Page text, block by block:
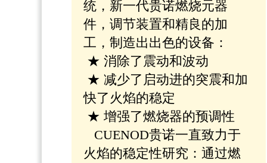
统，新一代贵诺燃烧元器
件，调节装置和精良的加
工，制造出出色的设备：
★ 消除了震动和波动
★ 减少了启动进的突震和加
快了火焰的稳定
★ 增强了燃烧器的预调性
CUENOD贵诺一直致力于
火焰的稳定性研究：通过燃